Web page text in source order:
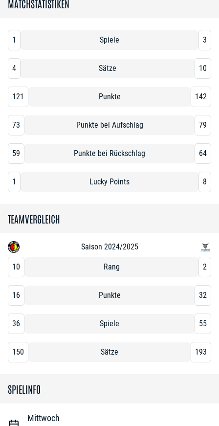
TEAMVERGLEICH
Saison 2024/2025
10 Rang 2
16 Punkte 32
36 Spiele 55
150 Sätze 193
MATCHSTATISTIKEN
1 Spiele 3
4 Sätze 10
121 Punkte 142
73 Punkte bei Aufschlag 79
59 Punkte bei Rückschlag 64
1 Lucky Points 8
SPIELINFO
Mittwoch